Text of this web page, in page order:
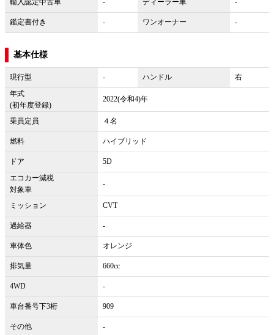
鑑定書付き - ワンオーナー -
基本仕様
現行型 - ハンドル
右
年式
(初年度登録)
2022(令和4)年
乗員定員 ４名
燃料 ハイブリッド
ドア
5D
エコカー減税
対象車
-
ミッション CVT
過給器 -
車体色 オレンジ
排気量 660cc
4WD -
車台番号下3桁 909
その他 -